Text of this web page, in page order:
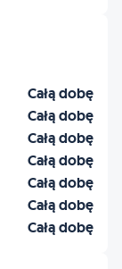
Całą dobę
Całą dobę
Całą dobę
Całą dobę
Całą dobę
Całą dobę
Całą dobę